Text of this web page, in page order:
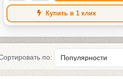
Купить в 1 клик
по: